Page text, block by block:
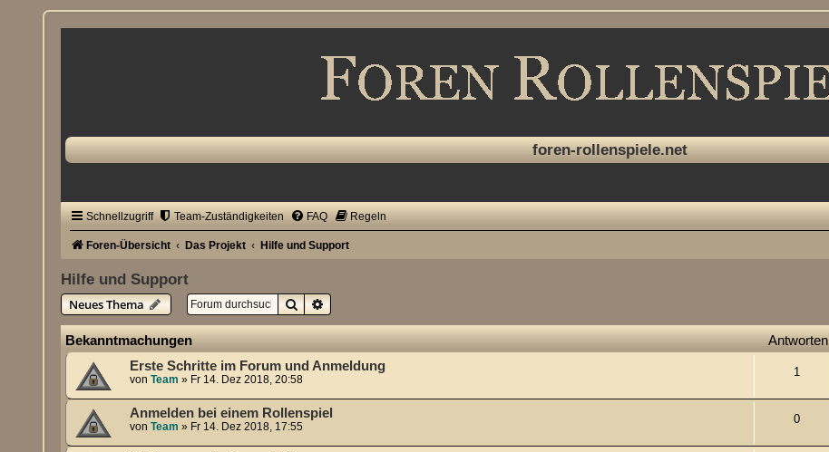
foren-rollenspiele.net
Schnellzugriff Team-Zuständigkeiten FAQ Regeln
Foren-Übersicht Das Projekt Hilfe und Support
Hilfe und Support
Neues Thema
SucheErweiterte Suche
Bekanntmachungen Antworten
Erste Schritte im Forum und Anmeldung
vonTeam » Fr 14. Dez 2018, 20:58
1
Anmelden bei einem Rollenspiel
vonTeam » Fr 14. Dez 2018, 17:55
0